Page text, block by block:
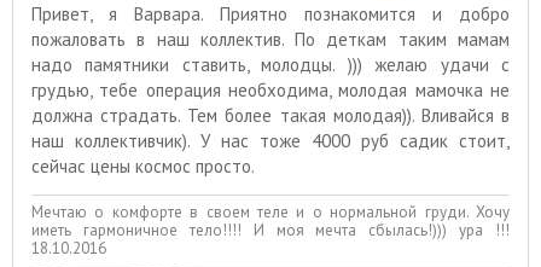
Привет, я Варвара. Приятно познакомится и добро
пожаловать в наш коллектив. По деткам таким мамам
надо памятники ставить, молодцы. ))) желаю удачи с
грудью, тебе операция необходима, молодая мамочка не
должна страдать. Тем более такая молодая)). Вливайся в
наш коллективчик). У нас тоже 4000 руб садик стоит,
сейчас цены космос просто.
Мечтаю о комфорте в своем теле и о нормальной груди. Хочу
иметь гармоничное тело!!!! И моя мечта сбылась!))) ура !!!
18.10.2016